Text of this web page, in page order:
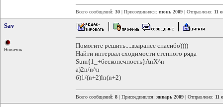
Всего сообщений: 30 | Присоединился: июнь 2009 | Отправлено: 11
Sav
Новичок
Помогите решить....взаранее спасибо))))
Найти интервал сходимости степного ряда
Sum{1_+бесконечность}AnX^n
а)2n/n^n
б)1/(n+2)ln(n+2)
Всего сообщений: 8 | Присоединился: январь 2009 | Отправлено: 11